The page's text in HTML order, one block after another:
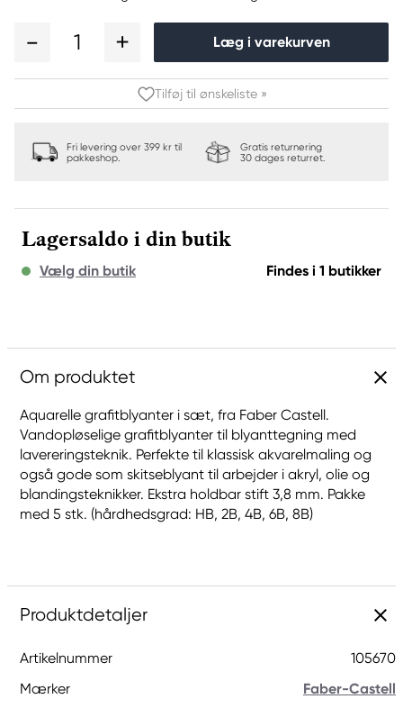
1 Læg i varekurven
Tilføj til ønskeliste »
Fri levering over 399 kr til
pakkeshop.
Gratis returnering
30 dages returret.
Lagersaldo i din butik
Vælg din butik Findes i 1 butikker
Om produktet
Aquarelle grafitblyanter i sæt, fra Faber Castell.
Vandopløselige grafitblyanter til blyanttegning med
lavereringsteknik. Perfekte til klassisk akvarelmaling og
også gode som skitseblyant til arbejder i akryl, olie og
blandingsteknikker. Ekstra holdbar stift 3,8 mm. Pakke
med 5 stk. (hårdhedsgrad: HB, 2B, 4B, 6B, 8B)
Produktdetaljer
Artikelnummer
105670
Mærker
Faber-Castell